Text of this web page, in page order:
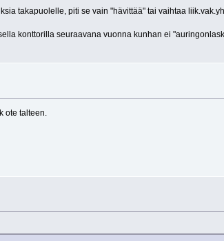
takapuolelle, piti se vain "hävittää" tai vaihtaa
konttorilla seuraavana vuonna kunhan ei
ote talteen.